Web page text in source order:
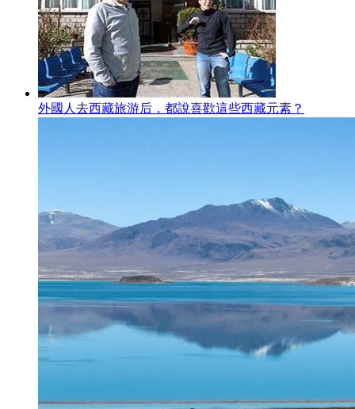
外國人去西藏旅游后，都說喜歡這些西藏元素？